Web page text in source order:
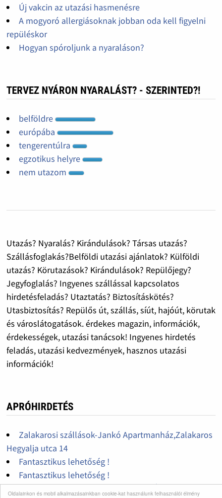
Oldalainkon és mobil alkalmazásainkban cookie-kat használunk felhasználói élmény
Új vakcin az utazási hasmenésre
A mogyoró allergiásoknak jobban oda kell figyelni
repüléskor
Hogyan spóroljunk a nyaraláson?
TERVEZ NYÁRON NYARALÁST? - SZERINTED?!
belföldre
európába
tengerentúlra
egzotikus helyre
nem utazom
Utazás? Nyaralás? Kirándulások? Társas utazás?
Szállásfoglakás?Belföldi utazási ajánlatok? Külföldi
utazás? Körutazások? Kirándulások? Repülőjegy?
Jegyfoglalás? Ingyenes szállással kapcsolatos
hirdetésfeladás? Utaztatás? Biztosításkötés?
Utasbiztosítás? Repülős út, szállás, síút, hajóút, körutak
és városlátogatások. érdekes magazin, információk,
érdekességek, utazási tanácsok! Ingyenes hirdetés
feladás, utazási kedvezmények, hasznos utazási
információk!
APRÓHIRDETÉS
Zalakarosi szállások-Jankó Apartmanház,Zalakaros
Hegyalja utca 14
Fantasztikus lehetőség !
Fantasztikus lehetőség !
Apartmankiadás Zalakaroson-JANKÓ